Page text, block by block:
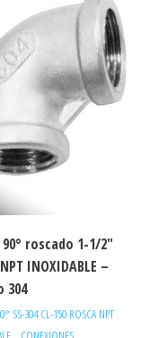
roscado 1-1/2″
INOXIDABLE –
304
SS-304 CL-150 ROSCA NPT
,